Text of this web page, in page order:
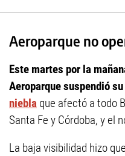
Aeroparque no
Este martes por la
Aeroparque suspendió
niebla que afectó a todo
Santa Fe y Córdoba, y el
La baja visibilidad hizo